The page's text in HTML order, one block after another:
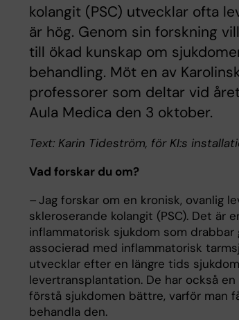
kolangit (PSC) utvecklar ofta
är hög. Genom sin forskning
till ökad kunskap om
behandling. Möt en av
professorer som deltar vid
Aula Medica den 3 oktober.
Text: Karin Tideström, för KI:s
Vad forskar du om?
– Jag forskar om en kronisk, ovanlig
skleroserande kolangit (PSC). Det är
inflammatorisk sjukdom som drabbar
associerad med inflammatorisk
utvecklar efter en längre tids
levertransplantation. De har också
förstå sjukdomen bättre, varför man
behandla den.